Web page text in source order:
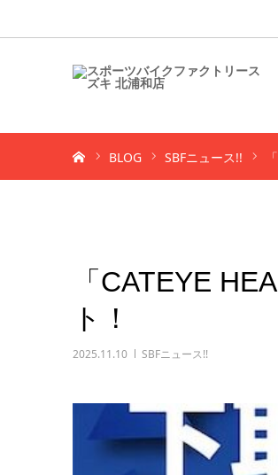
BLOG SBFニュース!!
「CATEYE
ト！
2025.11.10 SBFニュース!!